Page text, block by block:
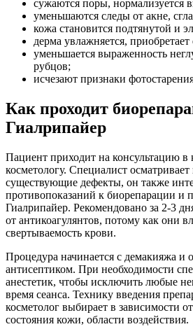
сужаются поры, нормализуется
уменьшаются следы от акне,
кожа становится подтянутой и
дерма увлажняется,
уменьшается выраженность
рубцов;
исчезают признаки
Как проходит
Гиалрипайер
Пациент приходит на консультацию в
косметологу. Специалист
существующие дефекты, он также
противопоказаний к биорепарации и
Гиалрипайер. Рекомендовано за 2-3
от антикоагулянтов, потому как они
свертываемость крови.
Процедура начинается с демакияжа и
антисептиком. При необходимости
анестетик, чтобы исключить любые
время сеанса. Технику введения
косметолог выбирает в зависимости
состояния кожи, области воздействия.